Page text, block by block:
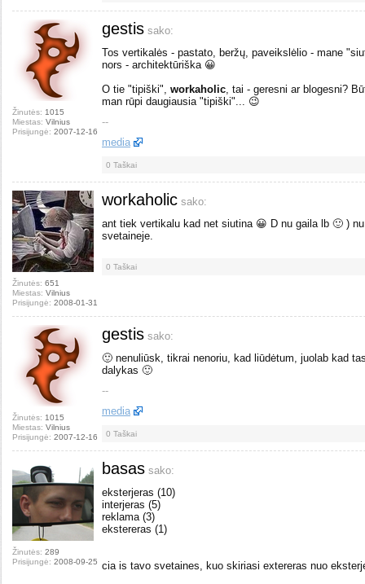
Žinutės: 1015
Miestas: Vilnius
Prisijungė: 2007-12-16
gestis sako:
Tos vertikalės - pastato, beržų, paveikslėlio - mane
nors - architektūriška 😀
O tie "tipiški", workaholic, tai - geresni ar blogesni?
man rūpi daugiausia "tipiški"... 😉
--
media
0 Taškai
Žinutės: 651
Miestas: Vilnius
Prisijungė: 2008-01-31
workaholic sako:
ant tiek vertikalu kad net siutina 😀 D nu gaila lb 🙂 )
svetaineje.
0 Taškai
Žinutės: 1015
Miestas: Vilnius
Prisijungė: 2007-12-16
gestis sako:
🙂 nenuliūsk, tikrai nenoriu, kad liūdėtum, juolab kad
dalykas 🙂
--
media
0 Taškai
Žinutės: 289
Prisijungė: 2008-09-25
basas sako:
eksterjeras (10)
interjeras (5)
reklama (3)
ekstereras (1)
cia is tavo svetaines, kuo skiriasi extereras nuo